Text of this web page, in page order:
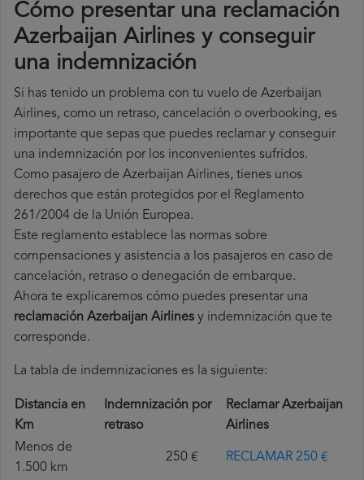
Cómo presentar una reclamación
Azerbaijan Airlines y conseguir
una indemnización
Si has tenido un problema con tu vuelo de Azerbaijan
Airlines, como un retraso, cancelación o overbooking, es
importante que sepas que puedes reclamar y conseguir
una indemnización por los inconvenientes sufridos.
Como pasajero de Azerbaijan Airlines, tienes unos
derechos que están protegidos por el Reglamento
261/2004 de la Unión Europea.
Este reglamento establece las normas sobre
compensaciones y asistencia a los pasajeros en caso de
cancelación, retraso o denegación de embarque.
Ahora te explicaremos cómo puedes presentar una
reclamación Azerbaijan Airlines y indemnización que te
corresponde.
La tabla de indemnizaciones es la siguiente:
Distancia en
Km
Indemnización por
retraso
Reclamar Azerbaijan
Airlines
Menos de
1.500 km
250 € RECLAMAR 250 €